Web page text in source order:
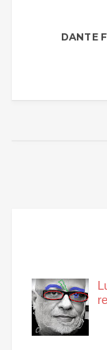
DANTE